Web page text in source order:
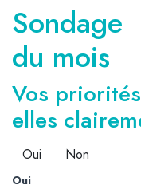
Sondage
du mois
Vos
elles
Oui Non
Oui